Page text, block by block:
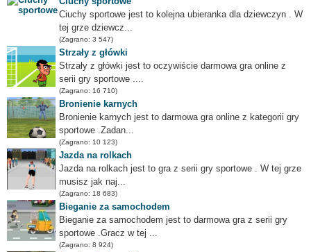
Ciuchy sportowe jest to kolejna ubieranka dla dziewczyn . W
tej grze dziewcz...
(Zagrano: 3 547)
Strzały z główki
Strzały z główki jest to oczywiście darmowa gra online z
serii gry sportowe ....
(Zagrano: 16 710)
Bronienie karnych
Bronienie karnych jest to darmowa gra online z kategorii gry
sportowe .Zadan...
(Zagrano: 10 123)
Jazda na rolkach
Jazda na rolkach jest to gra z serii gry sportowe . W tej grze
musisz jak naj...
(Zagrano: 18 683)
Bieganie za samochodem
Bieganie za samochodem jest to darmowa gra z serii gry
sportowe .Gracz w tej ...
(Zagrano: 8 924)